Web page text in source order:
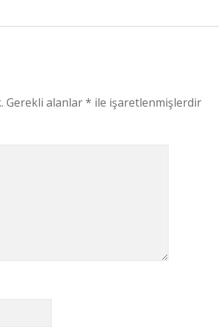
Gerekli alanlar* ile işaretlenmişlerdir